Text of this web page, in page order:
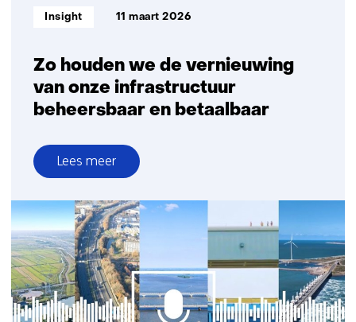
Zo houden we de vernieuwing
van onze infrastructuur
beheersbaar en betaalbaar
Informatietype:
Insight 11 maart 2026
Lees meer
over
Zo
houden
we
de
vernieuwing
van
onze